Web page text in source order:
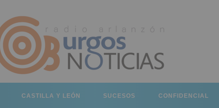
CASTILLA Y LEÓN SUCESOS CONFIDENCIAL